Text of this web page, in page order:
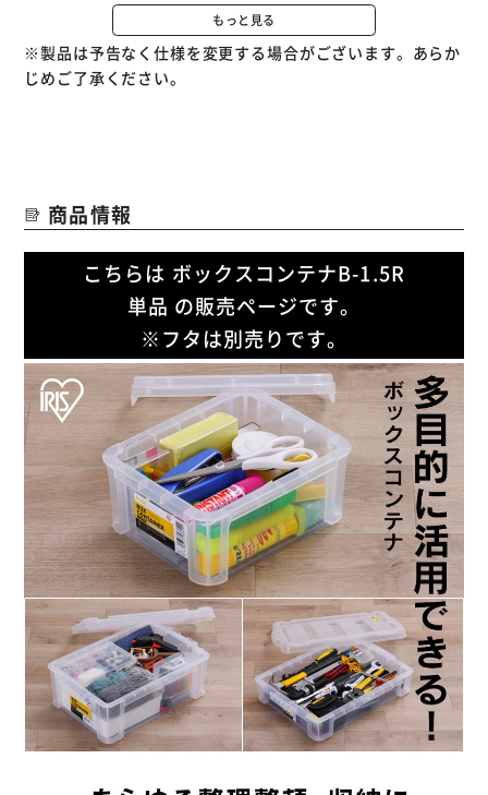
◆こんな使い方も
フタは別売なので、コンテナと別の色をチョイスすることも
可能。
フタか本体どちらかをクリアタイプにすれば、積み重なって
別売、BOXコンテナ用フタC-1.5R、C-1.5を取り付けられま
もっと見る
※製品は予告なく仕様を変更する場合がございます。あらか
じめご了承ください。
商品情報
こちらは ボックスコンテナB-1.5R
単品 の販売ページです。
※フタは別売りです。